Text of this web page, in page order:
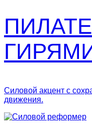
Силовой акцент с
движения.